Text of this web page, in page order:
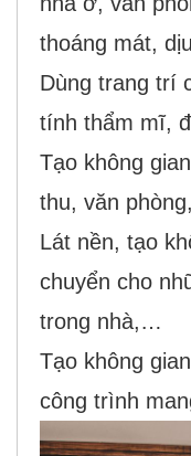
thoáng mát,
Dùng trang trí
tính thẩm mĩ,
Tạo không
thu, văn
Lát nền, tạo
chuyển cho
trong nhà,…
Tạo không
công trình